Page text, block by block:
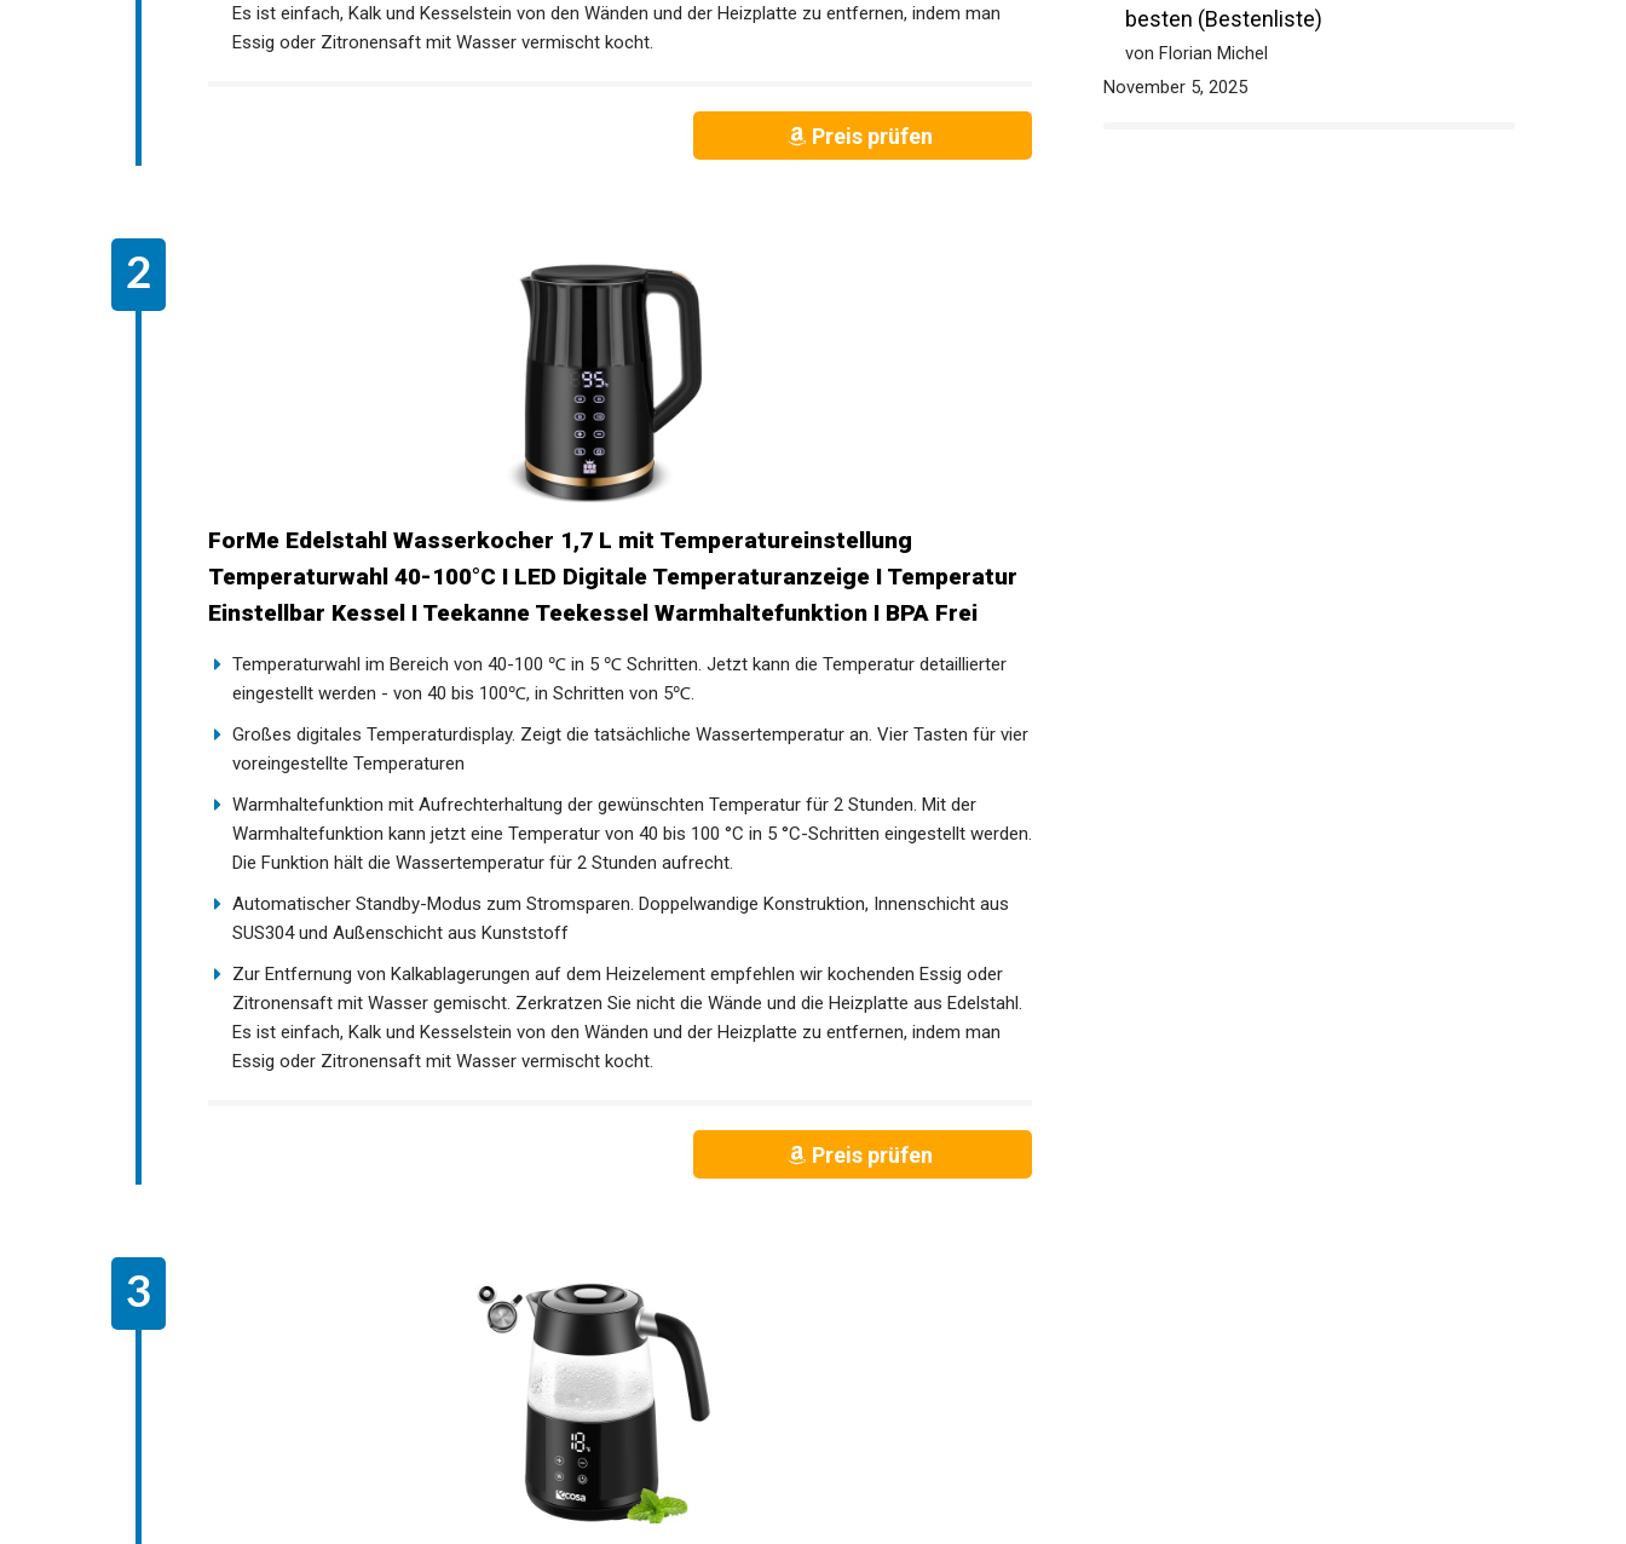
Es ist einfach, Kalk und Kesselstein von den Wänden und der Heizplatte zu entfernen, indem man
Essig oder Zitronensaft mit Wasser vermischt kocht.
Preis prüfen
ForMe Edelstahl Wasserkocher 1,7 L mit Temperatureinstellung
Temperaturwahl 40-100°C I LED Digitale Temperaturanzeige I Temperatur
Einstellbar Kessel I Teekanne Teekessel Warmhaltefunktion I BPA Frei
Temperaturwahl im Bereich von 40-100 ℃ in 5 ℃ Schritten. Jetzt kann die Temperatur detaillierter
eingestellt werden - von 40 bis 100℃, in Schritten von 5℃.
Großes digitales Temperaturdisplay. Zeigt die tatsächliche Wassertemperatur an. Vier Tasten für vier
voreingestellte Temperaturen
Warmhaltefunktion mit Aufrechterhaltung der gewünschten Temperatur für 2 Stunden. Mit der
Warmhaltefunktion kann jetzt eine Temperatur von 40 bis 100 °C in 5 °C-Schritten eingestellt werden.
Die Funktion hält die Wassertemperatur für 2 Stunden aufrecht.
Automatischer Standby-Modus zum Stromsparen. Doppelwandige Konstruktion, Innenschicht aus
SUS304 und Außenschicht aus Kunststoff
Zur Entfernung von Kalkablagerungen auf dem Heizelement empfehlen wir kochenden Essig oder
Zitronensaft mit Wasser gemischt. Zerkratzen Sie nicht die Wände und die Heizplatte aus Edelstahl.
Es ist einfach, Kalk und Kesselstein von den Wänden und der Heizplatte zu entfernen, indem man
Essig oder Zitronensaft mit Wasser vermischt kocht.
Preis prüfen
besten (Bestenliste)
von Florian Michel
November 5, 2025